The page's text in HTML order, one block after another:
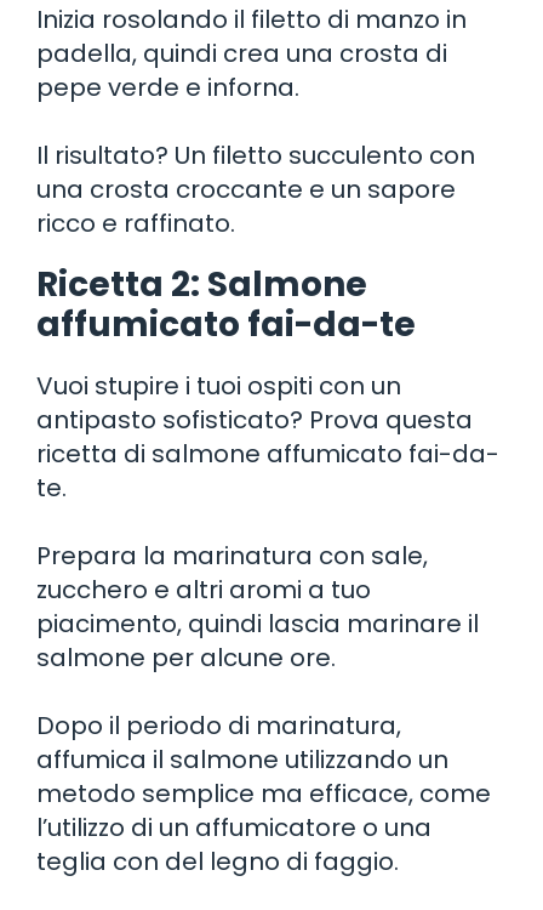
Inizia rosolando il filetto di manzo in
padella, quindi crea una crosta di
pepe verde e inforna.
Il risultato? Un filetto succulento con
una crosta croccante e un sapore
ricco e raffinato.
Ricetta 2: Salmone
affumicato fai-da-te
Vuoi stupire i tuoi ospiti con un
antipasto sofisticato? Prova questa
ricetta di salmone affumicato fai-da-
te.
Prepara la marinatura con sale,
zucchero e altri aromi a tuo
piacimento, quindi lascia marinare il
salmone per alcune ore.
Dopo il periodo di marinatura,
affumica il salmone utilizzando un
metodo semplice ma efficace, come
l’utilizzo di un affumicatore o una
teglia con del legno di faggio.